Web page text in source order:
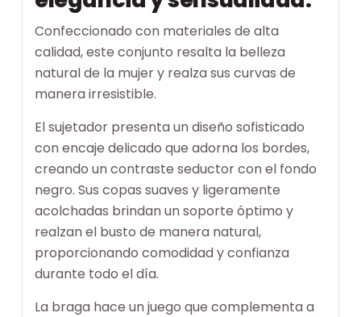
Confeccionado con materiales de alta
calidad, este conjunto resalta la belleza
natural de la mujer y realza sus curvas de
manera irresistible.
El sujetador presenta un diseño sofisticado
con encaje delicado que adorna los bordes,
creando un contraste seductor con el fondo
negro. Sus copas suaves y ligeramente
acolchadas brindan un soporte óptimo y
realzan el busto de manera natural,
proporcionando comodidad y confianza
durante todo el día.
La braga hace un juego que complementa a